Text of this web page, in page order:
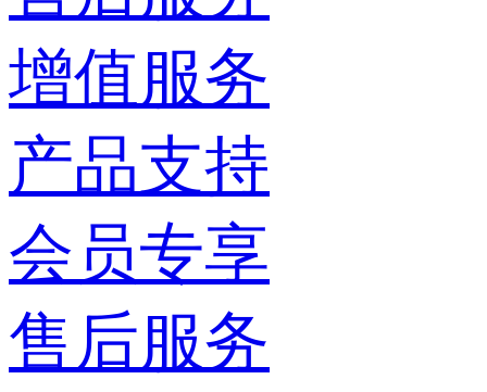
增值服务
产品支持
会员专享
售后服务